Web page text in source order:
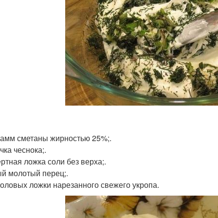
сметаны жирностью 25%;.
чеснока;.
ложка соли без верха;.
молотый перец;.
ложки нарезанного свежего укропа.